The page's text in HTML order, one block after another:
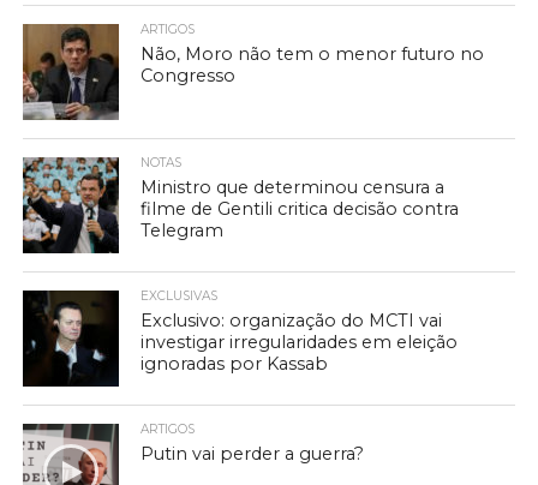
ARTIGOS
Não, Moro não tem o menor futuro no
Congresso
NOTAS
Ministro que determinou censura a
filme de Gentili critica decisão contra
Telegram
EXCLUSIVAS
Exclusivo: organização do MCTI vai
investigar irregularidades em eleição
ignoradas por Kassab
ARTIGOS
Putin vai perder a guerra?